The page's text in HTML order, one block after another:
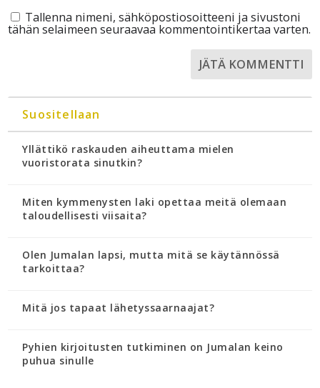
Tallenna nimeni, sähköpostiosoitteeni ja sivustoni
tähän selaimeen seuraavaa kommentointikertaa varten.
Suositellaan
Yllättikö raskauden aiheuttama mielen
vuoristorata sinutkin?
Miten kymmenysten laki opettaa meitä olemaan
taloudellisesti viisaita?
Olen Jumalan lapsi, mutta mitä se käytännössä
tarkoittaa?
Mitä jos tapaat lähetyssaarnaajat?
Pyhien kirjoitusten tutkiminen on Jumalan keino
puhua sinulle